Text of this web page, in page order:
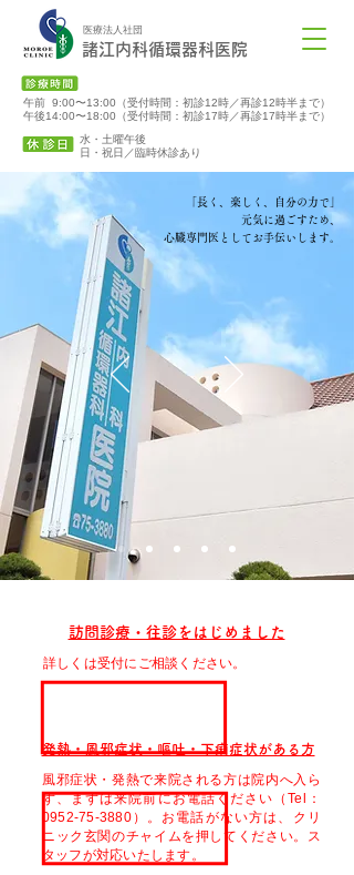
医療法人社団
諸江内科循環器科医院
午前 9:00〜13:00（受付時間：初診12時／再診12時半まで）
午後14:00〜18:00（受付時間：初診17時／再診17時半まで）
水・土曜午後
​日・祝日／臨時休診あり
「長く、楽しく、自分の力で」
元気に過ごすため、
心臓専門医としてお手伝いします。
訪問診療・往診をはじめました
詳しくは受付にご相談ください。
風邪症状・発熱で来院される方は院内へ入ら
ず、まずは来院前にお電話ください（Tel：
0952-75-3880）。お電話がない方は、クリ
ニック玄関のチャイムを押してください。ス
タッフが対応いたします。
発熱・風邪症状・嘔吐・下痢症状がある方